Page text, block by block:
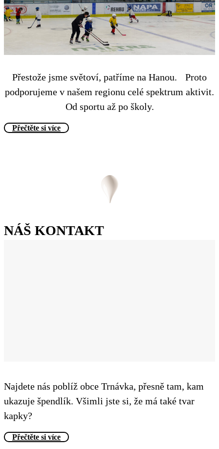
Přestože jsme světoví, patříme na Hanou. Proto
podporujeme v našem regionu celé spektrum aktivit.
Od sportu až po školy.
Přečtěte si více
NÁŠ KONTAKT
Najdete nás poblíž obce Trnávka, přesně tam, kam
ukazuje špendlík. Všimli jste si, že má také tvar
kapky?
Přečtěte si více